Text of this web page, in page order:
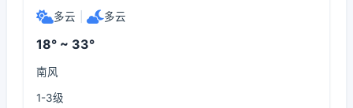
多云 多云
18° ~ 33°
南风
1-3级